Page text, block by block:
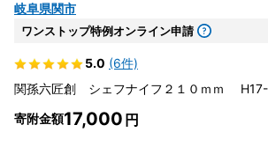
岐阜県関市
ワンストップ特例オンライン申請
5.0 (6件)
関孫六匠創 シェフナイフ２１０ｍｍ H17-
寄附金額17,000